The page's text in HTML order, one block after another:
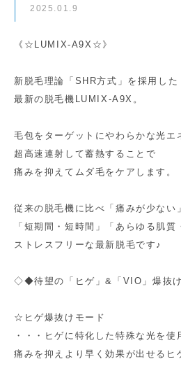
2025.01.9
《☆LUMIX-A9X☆》
新脱毛理論「SHR方式」を採用した
最新の脱毛機LUMIX-A9X。
毛包をターゲットにやわらかな光エ
超高速連射して蓄熱することで
痛みを抑えてムダ毛をケアします。
従来の脱毛機に比べ「痛みが少ない」
「短期間・短時間」「あらゆる肌質
ストレスフリーな最新脱毛です♪
◇◆待望の「ヒゲ」&「VIO」爆抜
☆ヒゲ爆抜けモード
・・・ヒゲに特化した特殊な光を使
痛みを抑えより早く効果が出せるヒ